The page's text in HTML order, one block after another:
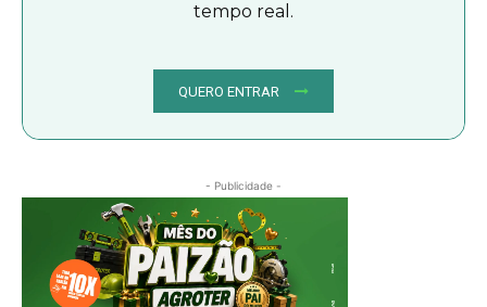
tempo real.
QUERO ENTRAR
- Publicidade -